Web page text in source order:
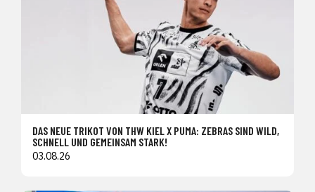
DAS NEUE TRIKOT VON THW KIEL X PUMA: ZEBRAS SIND WILD,
SCHNELL UND GEMEINSAM STARK!
03.08.26